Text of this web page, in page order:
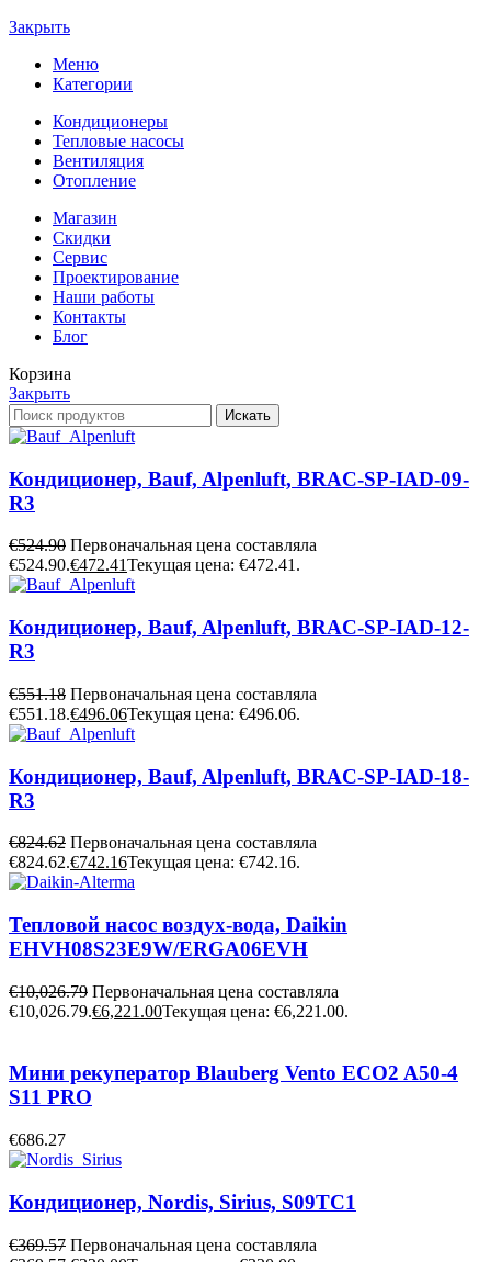
Закрыть
Меню
Категории
Кондиционеры
Тепловые насосы
Вентиляция
Отопление
Магазин
Скидки
Сервис
Проектирование
Наши работы
Контакты
Блог
Корзина
Закрыть
Искать
Кондиционер, Bauf, Alpenluft, BRAC-SP-IAD-09-
R3
€524.90 Первоначальная цена составляла
€524.90.€472.41Текущая цена: €472.41.
Кондиционер, Bauf, Alpenluft, BRAC-SP-IAD-12-
R3
€551.18 Первоначальная цена составляла
€551.18.€496.06Текущая цена: €496.06.
Кондиционер, Bauf, Alpenluft, BRAC-SP-IAD-18-
R3
€824.62 Первоначальная цена составляла
€824.62.€742.16Текущая цена: €742.16.
Тепловой насос воздух-вода, Daikin
EHVH08S23E9W/ERGA06EVH
€10,026.79 Первоначальная цена составляла
€10,026.79.€6,221.00Текущая цена: €6,221.00.
Мини рекуператор Blauberg Vento ECO2 A50-4
S11 PRO
€686.27
Кондиционер, Nordis, Sirius, S09TC1
€369.57 Первоначальная цена составляла